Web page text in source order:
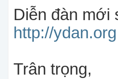
Diễn đàn mới
http://ydan.org
Trân trọng,